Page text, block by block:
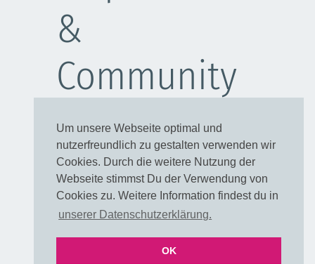
Um unsere Webseite optimal und
nutzerfreundlich zu gestalten verwenden wir
Cookies. Durch die weitere Nutzung der
Webseite stimmst Du der Verwendung von
Cookies zu. Weitere Information findest du in
unserer Datenschutzerklärung.
OK
&
Community
Kleider
Blusen
Taschen
Rechtliches